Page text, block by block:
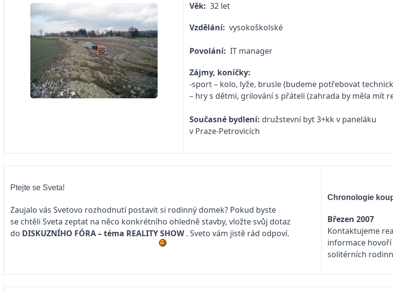
Věk: 32 let
Vzdělání: vysokoškolské
Povolání: IT manager
Zájmy, koníčky:
-sport – kolo, lyže, brusle (budeme potřebovat
– hry s dětmi, grilování s přáteli (zahrada by měla mít
Současné bydlení: družstevní byt 3+kk v paneláku
v Praze-Petrovicích
Ptejte se Sveta!
Zaujalo vás Svetovo rozhodnutí postavit si rodinný domek? Pokud byste
se chtěli Sveta zeptat na něco konkrétního ohledně stavby, vložte svůj dotaz
do DISKUZNÍHO FÓRA – téma REALITY SHOW. Sveto vám jistě rád odpoví.
Chronologie
Březen 2007
Kontaktujeme
informace
solitérních